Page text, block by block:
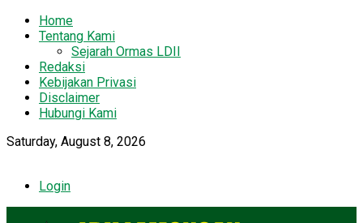
Home
Tentang Kami
Sejarah Ormas LDII
Redaksi
Kebijakan Privasi
Disclaimer
Hubungi Kami
Saturday, August 8, 2026
Login